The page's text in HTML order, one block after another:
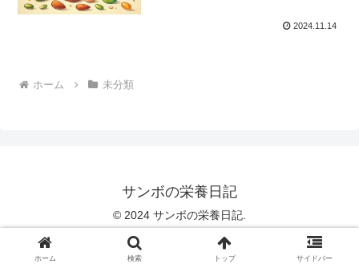
2024.11.14
ホーム 未分類
サンボの栄養日記
© 2024 サンボの栄養日記.
ホーム 検索 トップ サイドバー